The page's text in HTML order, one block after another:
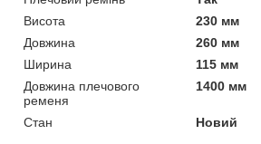
Висота
230 мм
Довжина
260 мм
Ширина
115 мм
Довжина плечового
ременя
1400 мм
Стан Новий